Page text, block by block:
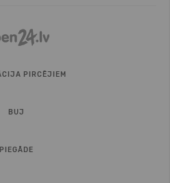
PIRCĒJIEM
BUJ
PIEGĀDE